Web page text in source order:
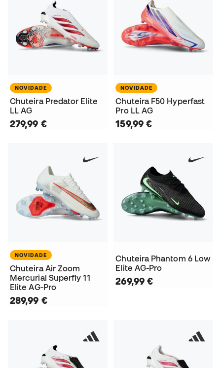
NOVIDADE
Chuteira Predator Elite
LL AG
279,99 €
NOVIDADE
Chuteira F50 Hyperfast
Pro LL AG
159,99 €
NOVIDADE
Chuteira Air Zoom
Mercurial Superfly 11
Elite AG-Pro
289,99 €
Chuteira Phantom 6 Low
Elite AG-Pro
269,99 €